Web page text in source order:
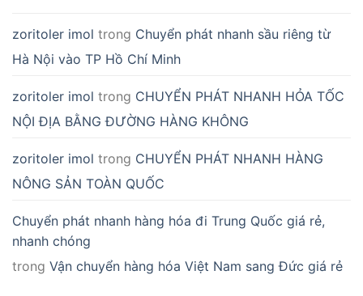
zoritoler imol trong Chuyển phát nhanh sầu riêng từ
Hà Nội vào TP Hồ Chí Minh
zoritoler imol trong CHUYỂN PHÁT NHANH HỎA TỐC
NỘI ĐỊA BẰNG ĐƯỜNG HÀNG KHÔNG
zoritoler imol trong CHUYỂN PHÁT NHANH HÀNG
NÔNG SẢN TOÀN QUỐC
Chuyển phát nhanh hàng hóa đi Trung Quốc giá rẻ,
nhanh chóng
trong Vận chuyển hàng hóa Việt Nam sang Đức giá rẻ